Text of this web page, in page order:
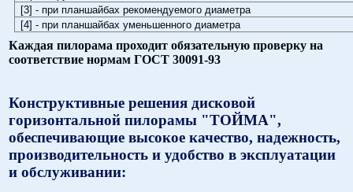
[3] - при планшайбах рекомендуемого диаметра
[4] - при планшайбах уменьшенного диаметра
Каждая пилорама проходит обязательную проверку на
соответствие нормам ГОСТ 30091-93
Конструктивные решения дисковой
горизонтальной пилорамы "ТОЙМА",
обеспечивающие высокое качество, надежность,
производительность и удобство в эксплуатации
и обслуживании: